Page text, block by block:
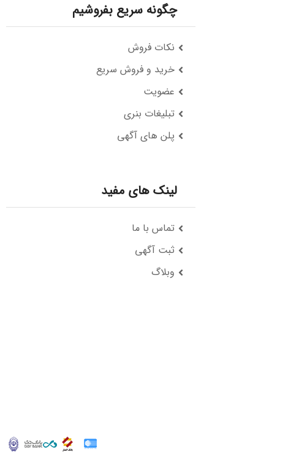
چگونه سریع بفروشیم
نکات فروش
خرید و فروش سریع
عضویت
تبلیغات بنری
پلن های آگهی
لینک های مفید
تماس با ما
ثبت آگهی
وبلاگ